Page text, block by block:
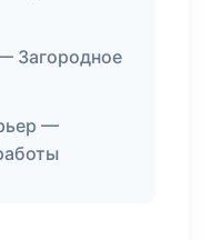
Загородное
—